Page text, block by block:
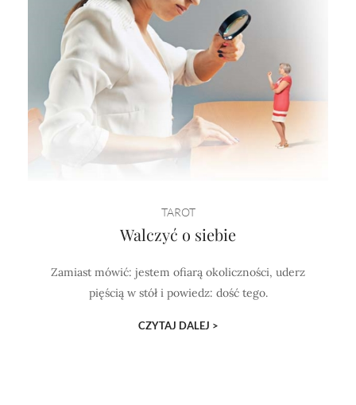
TAROT
Walczyć o siebie
Zamiast mówić: jestem ofiarą okoliczności, uderz
pięścią w stół i powiedz: dość tego.
CZYTAJ DALEJ >